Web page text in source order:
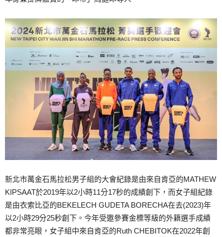
新北市萬金石馬拉松男子組的大會紀錄是由來自肯亞的MATHEW
KIPSAAT於2019年以2小時11分17秒的成績創下，而女子組紀錄
是由衣索比亞的BEKELECH GUDETA BORECHA在去(2023)年
以2小時29分25秒創下。今年受邀參賽金標等級的外籍選手成績
都非常亮眼，女子組中來自肯亞的Ruth CHEBITOK在2022年創